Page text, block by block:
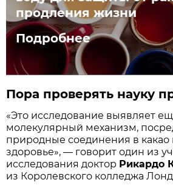
продления жизни
Подробнее
Пора проверять науку
«Это исследование выявляет
молекулярный механизм,
природные соединения в какао
здоровье», — говорит один из
исследования доктор Рикардо
из Королевского колледжа